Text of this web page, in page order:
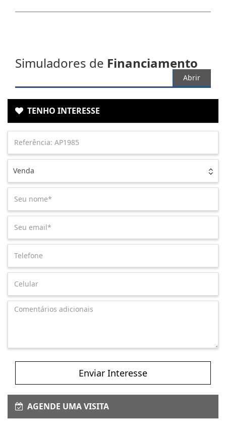
Simuladores de Financiamento
Abrir
TENHO INTERESSE
Venda
Enviar Interesse
AGENDE UMA VISITA